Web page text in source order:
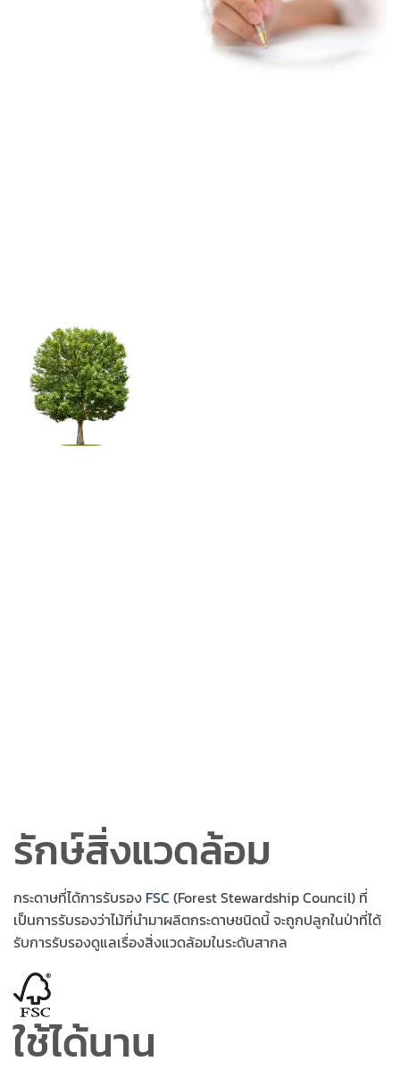
รักษ์สิ่งแวดล้อม
กระดาษที่ได้การรับรอง FSC (Forest Stewardship Council) ที่
เป็นการรับรองว่าไม้ที่นำมาผลิตกระดาษชนิดนี้ จะถูกปลูกในป่าที่ได้
รับการรับรองดูแลเรื่องสิ่งแวดล้อมในระดับสากล
ใช้ได้นาน